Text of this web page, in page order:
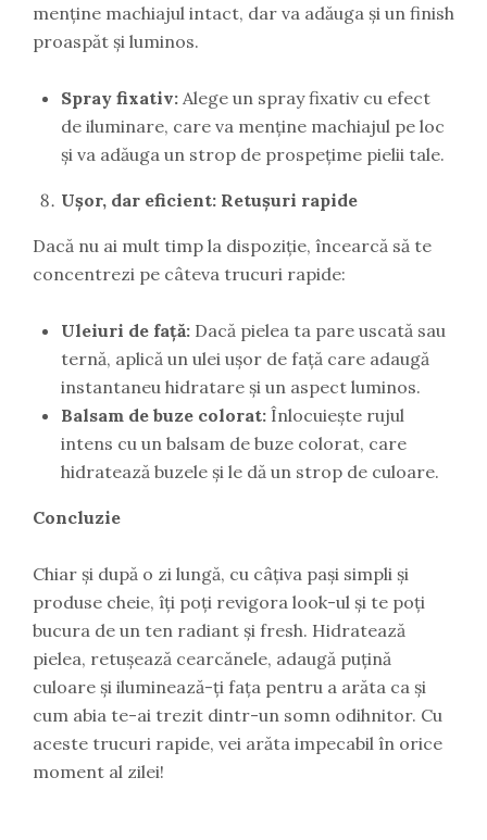
menține machiajul intact, dar va adăuga și un finish
proaspăt și luminos.
Spray fixativ: Alege un spray fixativ cu efect
de iluminare, care va menține machiajul pe loc
și va adăuga un strop de prospețime pielii tale.
Ușor, dar eficient: Retușuri rapide
Dacă nu ai mult timp la dispoziție, încearcă să te
concentrezi pe câteva trucuri rapide:
Uleiuri de față: Dacă pielea ta pare uscată sau
ternă, aplică un ulei ușor de față care adaugă
instantaneu hidratare și un aspect luminos.
Balsam de buze colorat: Înlocuiește rujul
intens cu un balsam de buze colorat, care
hidratează buzele și le dă un strop de culoare.
Concluzie
Chiar și după o zi lungă, cu câțiva pași simpli și
produse cheie, îți poți revigora look-ul și te poți
bucura de un ten radiant și fresh. Hidratează
pielea, retușează cearcănele, adaugă puțină
culoare și iluminează-ți fața pentru a arăta ca și
cum abia te-ai trezit dintr-un somn odihnitor. Cu
aceste trucuri rapide, vei arăta impecabil în orice
moment al zilei!